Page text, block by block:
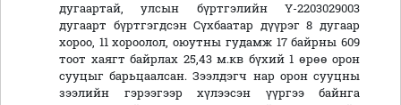
дугаартай, улсын бүртгэлийн Ү-2203029003
дугаарт бүртгэгдсэн Сүхбаатар дүүрэг 8 дугаар
хороо, 11 хороолол, оюутны гудамж 17 байрны 609
тоот хаягт байрлах 25,43 м.кв бүхий 1 өрөө орон
сууцыг барьцаалсан. Зээлдэгч нар орон сууцны
зээлийн гэрээгээр хүлээсэн үүргээ байнга